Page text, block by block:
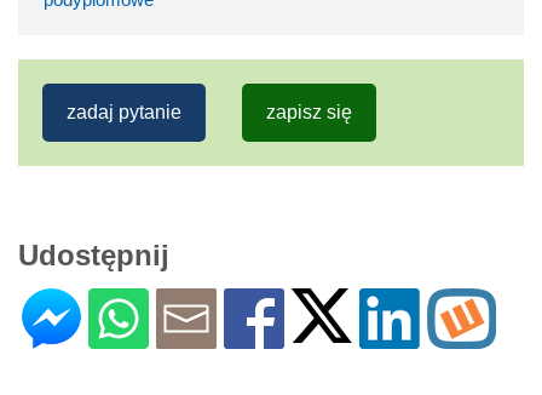
zadaj pytanie zapisz się
Udostępnij